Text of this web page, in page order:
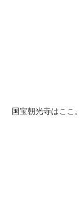
国宝朝光寺はここ。